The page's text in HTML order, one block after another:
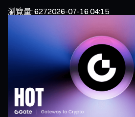
瀏覽量:6272026-07-16 04:15